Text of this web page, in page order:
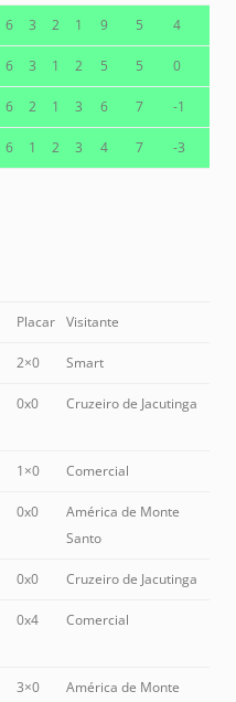
6 3 2 1 9 5 4
6 3 1 2 5 5 0
6 2 1 3 6 7 -1
6 1 2 3 4 7 -3
Placar Visitante
2×0 Smart
0x0 Cruzeiro de Jacutinga
1×0 Comercial
0x0
América de Monte
Santo
0x0 Cruzeiro de Jacutinga
0x4 Comercial
3×0
América de Monte